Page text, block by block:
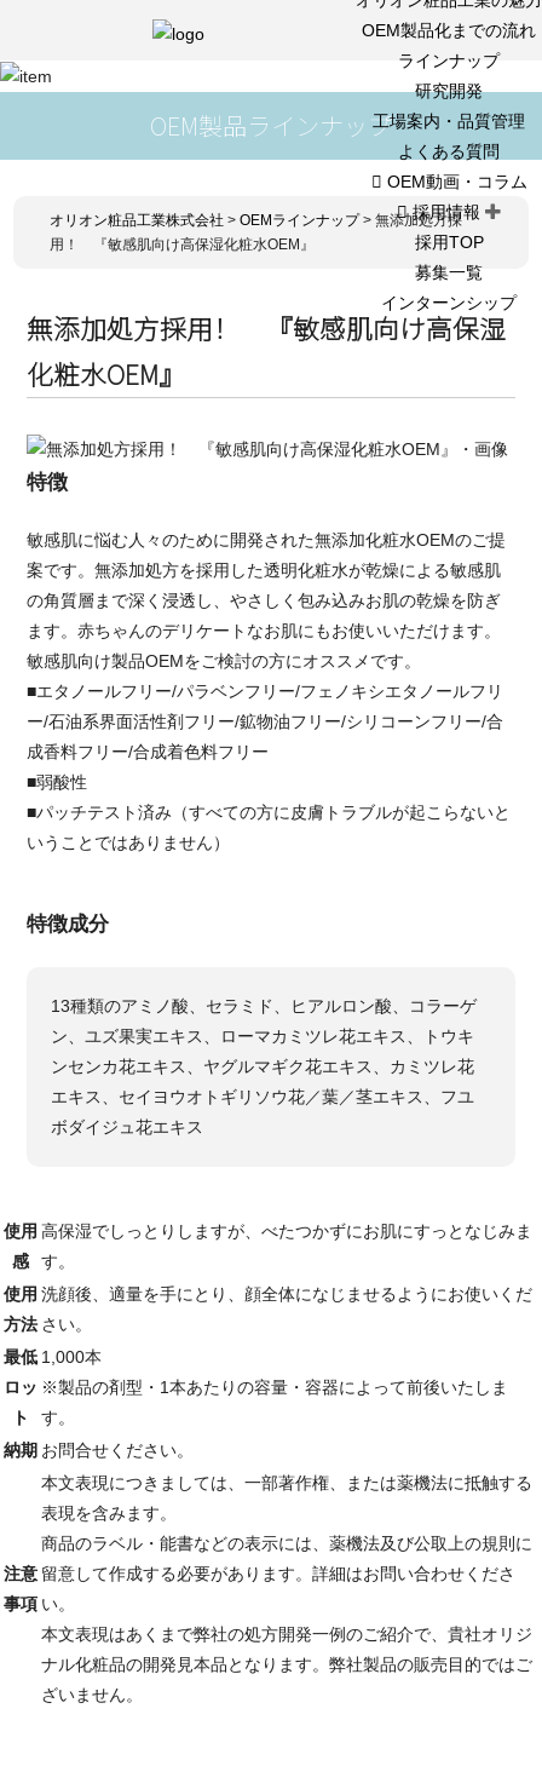
OEM製品化までの流れ
ラインナップ
研究開発
工場案内・品質管理
よくある質問
OEM動画・コラム
採用情報
採用TOP
募集一覧
インターンシップ
OEM製品ラインナップ
オリオン粧品工業株式会社 >OEMラインナップ>無添加処方採
用！ 『敏感肌向け高保湿化粧水OEM』
無添加処方採用！ 『敏感肌向け高保湿
化粧水OEM』
特徴
敏感肌に悩む人々のために開発された無添加化粧水OEMのご提
案です。無添加処方を採用した透明化粧水が乾燥による敏感肌
の角質層まで深く浸透し、やさしく包み込みお肌の乾燥を防ぎ
ます。赤ちゃんのデリケートなお肌にもお使いいただけます。
敏感肌向け製品OEMをご検討の方にオススメです。
■エタノールフリー/パラベンフリー/フェノキシエタノールフリ
ー/石油系界面活性剤フリー/鉱物油フリー/シリコーンフリー/合
成香料フリー/合成着色料フリー
■弱酸性
■パッチテスト済み（すべての方に皮膚トラブルが起こらないと
いうことではありません）
特徴成分
13種類のアミノ酸、セラミド、ヒアルロン酸、コラーゲ
ン、ユズ果実エキス、ローマカミツレ花エキス、トウキ
ンセンカ花エキス、ヤグルマギク花エキス、カミツレ花
エキス、セイヨウオトギリソウ花／葉／茎エキス、フユ
ボダイジュ花エキス
使用
感
高保湿でしっとりしますが、べたつかずにお肌にすっとなじみま
す。
使用
方法
洗顔後、適量を手にとり、顔全体になじませるようにお使いくだ
さい。
最低
ロッ
ト
1,000本
※製品の剤型・1本あたりの容量・容器によって前後いたしま
す。
納期 お問合せください。
注意
事項
本文表現につきましては、一部著作権、または薬機法に抵触する
表現を含みます。
商品のラベル・能書などの表示には、薬機法及び公取上の規則に
留意して作成する必要があります。詳細はお問い合わせくださ
い。
本文表現はあくまで弊社の処方開発一例のご紹介で、貴社オリジ
ナル化粧品の開発見本品となります。弊社製品の販売目的ではご
ざいません。